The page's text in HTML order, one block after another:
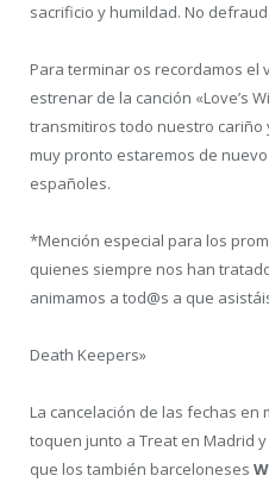
sacrificio y humildad. No
Para terminar os recordamos el
estrenar de la canción «Love’s
transmitiros todo nuestro cariño
muy pronto estaremos de
españoles.
*Mención especial para los
quienes siempre nos han
animamos a tod@s a que
Death Keepers»
La cancelación de las fechas
toquen junto a Treat en Madrid
que los también barceloneses